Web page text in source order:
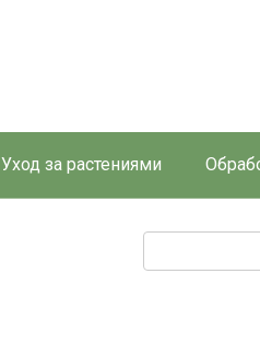
Уход за растениями